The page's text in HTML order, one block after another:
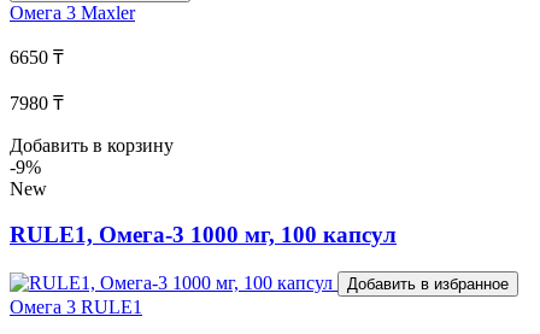
Омега 3 Maxler
6650 ₸
7980 ₸
Добавить в корзину
-9%
New
RULE1, Омега-3 1000 мг, 100 капсул
Добавить в избранное
Омега 3 RULE1